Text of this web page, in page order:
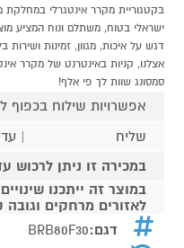
דגש על איכות, מגוון, זמינות
סמסונג שוות לך פי אלף!
אפשרויות שילוח בכפוף
שליח
| עד 7 ימי עסקים |
במכירה זו ניתן לרכוש עד 1 בעלות משלוח
במוצר זה ייתכנו
לאזורים מרחקים וגובה
דגם:BRB80F30